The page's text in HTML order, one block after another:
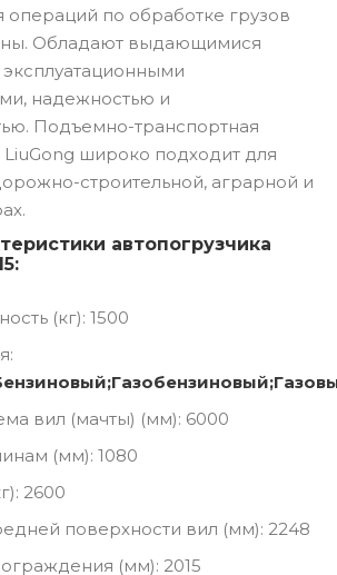
по обработке грузов
Обладают выдающимися
надежностью и
Подъемно-транспортная
LiuGong широко подходит для
строительной, аграрной и
автопогрузчика
(кг): 1500
вил (мачты) (мм): 6000
(мм): 1080
2600
поверхности вил (мм): 2248
(мм): 2015